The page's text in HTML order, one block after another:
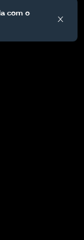
com o
X